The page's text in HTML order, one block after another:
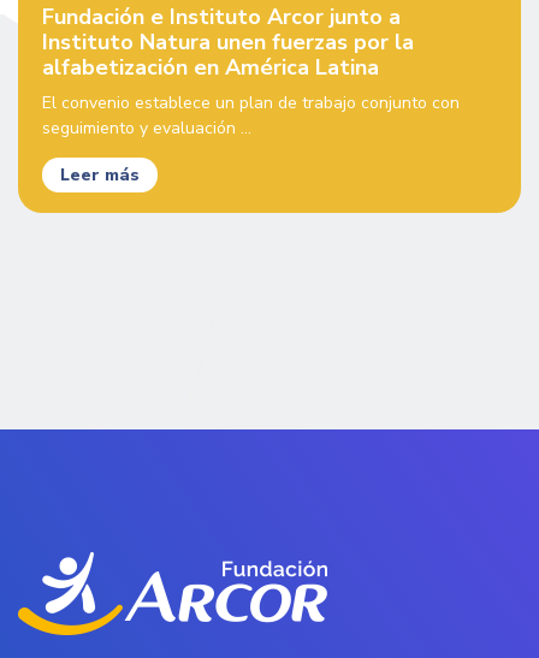
Fundación e Instituto Arcor junto a
Instituto Natura unen fuerzas por la
alfabetización en América Latina
El convenio establece un plan de trabajo conjunto con
seguimiento y evaluación ...
Leer más